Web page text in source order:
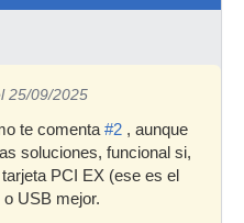
25/09/2025
te comenta #2 , aunque
soluciones, funcional si,
PCI EX (ese es el
USB mejor.